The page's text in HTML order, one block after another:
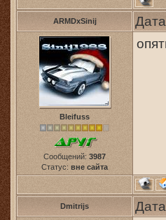
ARMDxSinij
Bleifuss
Сообщений: 3987
Статус: вне сайта
Dmitrijs